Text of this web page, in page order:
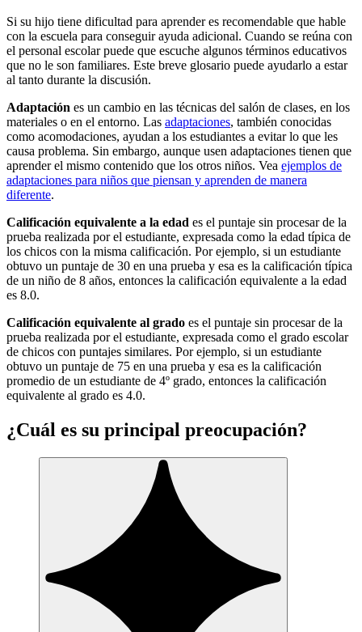
Si su hijo tiene dificultad para aprender es recomendable que hable
con la escuela para conseguir ayuda adicional. Cuando se reúna con
el personal escolar puede que escuche algunos términos educativos
que no le son familiares. Este breve glosario puede ayudarlo a estar
al tanto durante la discusión.
Adaptación es un cambio en las técnicas del salón de clases, en los
materiales o en el entorno. Las adaptaciones, también conocidas
como acomodaciones, ayudan a los estudiantes a evitar lo que les
causa problema. Sin embargo, aunque usen adaptaciones tienen que
aprender el mismo contenido que los otros niños. Vea ejemplos de
adaptaciones para niños que piensan y aprenden de manera
diferente.
Calificación equivalente a la edad es el puntaje sin procesar de la
prueba realizada por el estudiante, expresada como la edad típica de
los chicos con la misma calificación. Por ejemplo, si un estudiante
obtuvo un puntaje de 30 en una prueba y esa es la calificación típica
de un niño de 8 años, entonces la calificación equivalente a la edad
es 8.0.
Calificación equivalente al grado es el puntaje sin procesar de la
prueba realizada por el estudiante, expresada como el grado escolar
de chicos con puntajes similares. Por ejemplo, si un estudiante
obtuvo un puntaje de 75 en una prueba y esa es la calificación
promedio de un estudiante de 4º grado, entonces la calificación
equivalente al grado es 4.0.
¿Cuál es su principal preocupación?